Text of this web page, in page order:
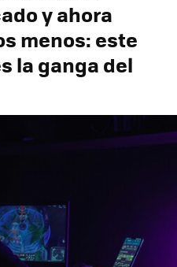
y ahora
menos: este
la ganga del